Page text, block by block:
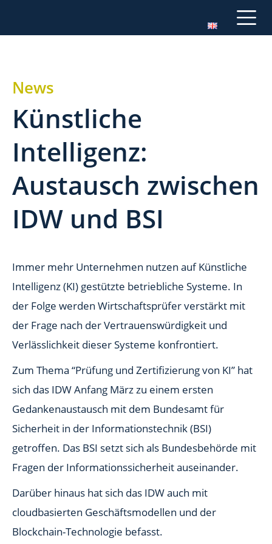
News
Künstliche
Intelligenz:
Austausch zwischen
IDW und BSI
Immer mehr Unternehmen nutzen auf Künstliche
Intelligenz (KI) gestützte betriebliche Systeme. In
der Folge werden Wirtschaftsprüfer verstärkt mit
der Frage nach der Vertrauenswürdigkeit und
Verlässlichkeit dieser Systeme konfrontiert.
Zum Thema “Prüfung und Zertifizierung von KI” hat
sich das IDW Anfang März zu einem ersten
Gedankenaustausch mit dem Bundesamt für
Sicherheit in der Informationstechnik (BSI)
getroffen. Das BSI setzt sich als Bundesbehörde mit
Fragen der Informationssicherheit auseinander.
Darüber hinaus hat sich das IDW auch mit
cloudbasierten Geschäftsmodellen und der
Blockchain-Technologie befasst.